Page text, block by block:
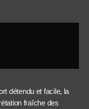
détendu et facile, la
fraîche des